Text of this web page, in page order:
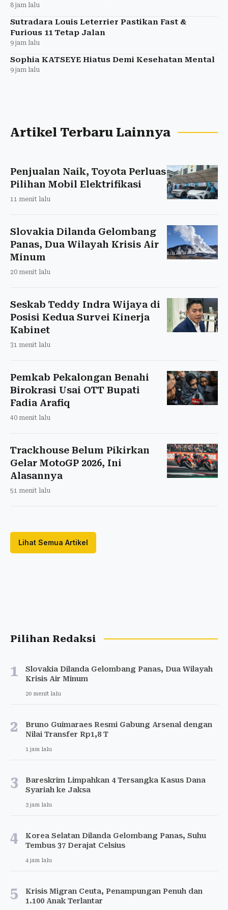
8 jam lalu
Sutradara Louis Leterrier Pastikan Fast &
Furious 11 Tetap Jalan
9 jam lalu
Sophia KATSEYE Hiatus Demi Kesehatan Mental
9 jam lalu
Artikel Terbaru Lainnya
Penjualan Naik, Toyota Perluas
Pilihan Mobil Elektrifikasi
11 menit lalu
Slovakia Dilanda Gelombang
Panas, Dua Wilayah Krisis Air
Minum
20 menit lalu
Seskab Teddy Indra Wijaya di
Posisi Kedua Survei Kinerja
Kabinet
31 menit lalu
Pemkab Pekalongan Benahi
Birokrasi Usai OTT Bupati
Fadia Arafiq
40 menit lalu
Trackhouse Belum Pikirkan
Gelar MotoGP 2026, Ini
Alasannya
51 menit lalu
Lihat Semua Artikel
Pilihan Redaksi
1
Slovakia Dilanda Gelombang Panas, Dua Wilayah
Krisis Air Minum
20 menit lalu
2
Bruno Guimaraes Resmi Gabung Arsenal dengan
Nilai Transfer Rp1,8 T
1 jam lalu
3
Bareskrim Limpahkan 4 Tersangka Kasus Dana
Syariah ke Jaksa
3 jam lalu
4
Korea Selatan Dilanda Gelombang Panas, Suhu
Tembus 37 Derajat Celsius
4 jam lalu
5
Krisis Migran Ceuta, Penampungan Penuh dan
1.100 Anak Terlantar